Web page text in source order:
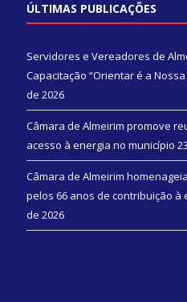
ÚLTIMAS PUBLICAÇÕES
Servidores e Vereadores de
Capacitação “Orientar é a
de 2026
Câmara de Almeirim promove
acesso à energia no município
Câmara de Almeirim
pelos 66 anos de contribuição à
de 2026